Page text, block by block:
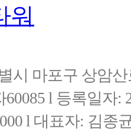
워
시 마포구 상암
60085 l 등록일자:
l 대표자: 김종